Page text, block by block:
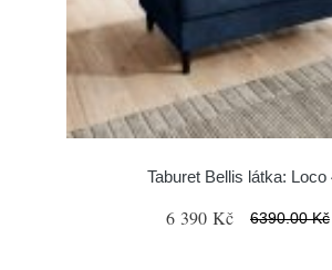
Taburet Bellis látka: Loco
6 390 Kč 6390.00 Kč